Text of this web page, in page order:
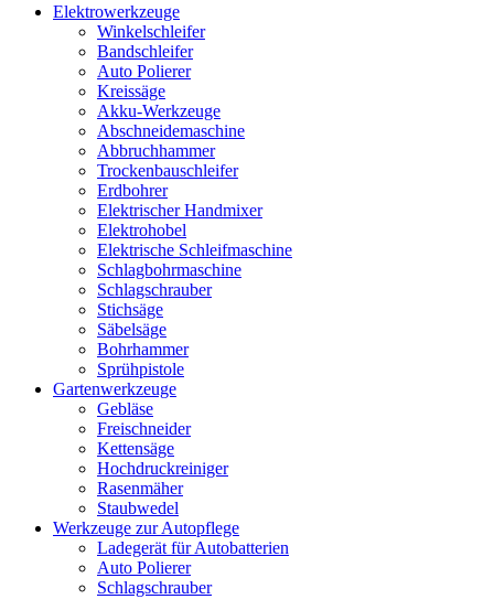
Elektrowerkzeuge
Winkelschleifer
Bandschleifer
Auto Polierer
Kreissäge
Akku-Werkzeuge
Abschneidemaschine
Abbruchhammer
Trockenbauschleifer
Erdbohrer
Elektrischer Handmixer
Elektrohobel
Elektrische Schleifmaschine
Schlagbohrmaschine
Schlagschrauber
Stichsäge
Säbelsäge
Bohrhammer
Sprühpistole
Gartenwerkzeuge
Gebläse
Freischneider
Kettensäge
Hochdruckreiniger
Rasenmäher
Staubwedel
Werkzeuge zur Autopflege
Ladegerät für Autobatterien
Auto Polierer
Schlagschrauber